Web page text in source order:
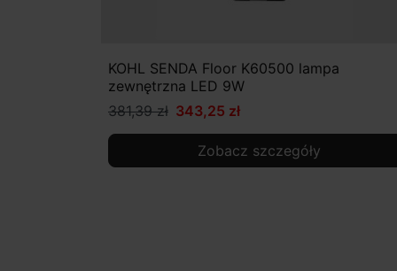
KOHL SENDA Floor K60500 lampa
zewnętrzna LED 9W
381,39 zł 343,25 zł
Zobacz szczegóły